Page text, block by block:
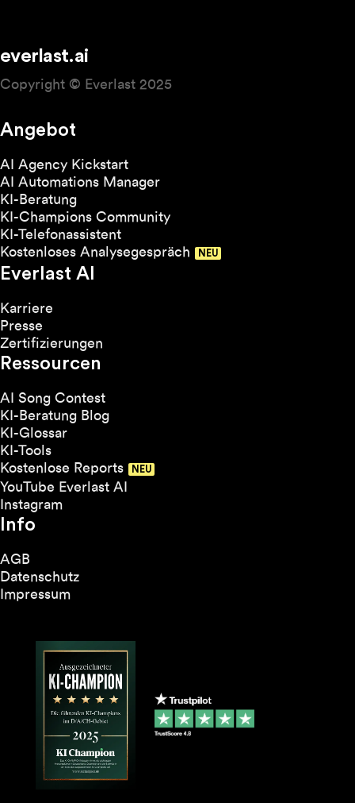
everlast.ai
Copyright © Everlast 2025
Angebot
AI Agency Kickstart
AI Automations Manager
KI-Beratung
KI-Champions Community
KI-Telefonassistent
Kostenloses Analysegespräch
Everlast AI
Karriere
Presse
Zertifizierungen
Ressourcen
AI Song Contest
KI-Beratung Blog
KI-Glossar
KI-Tools
Kostenlose Reports
YouTube Everlast AI
Instagram
Info
AGB
Datenschutz
Impressum